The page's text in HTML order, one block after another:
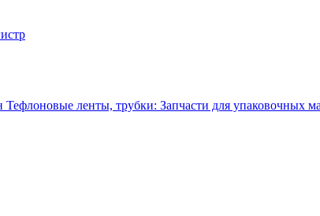
Тефлоновые ленты, трубки: Запчасти для упаковочных